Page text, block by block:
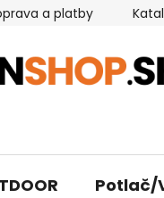
a platby
Potlač/